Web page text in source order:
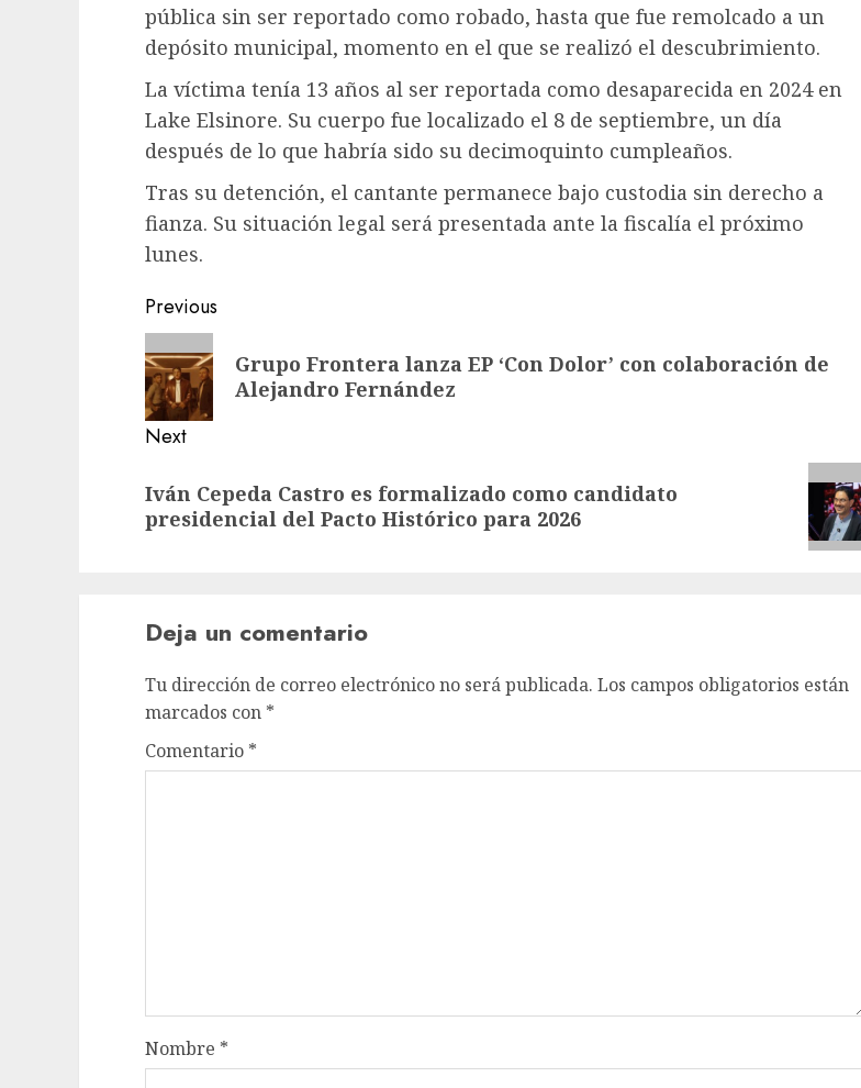
pública sin ser reportado como robado, hasta que fue remolcado a un
depósito municipal, momento en el que se realizó el descubrimiento.
La víctima tenía 13 años al ser reportada como desaparecida en 2024 en
Lake Elsinore. Su cuerpo fue localizado el 8 de septiembre, un día
después de lo que habría sido su decimoquinto cumpleaños.
Tras su detención, el cantante permanece bajo custodia sin derecho a
fianza. Su situación legal será presentada ante la fiscalía el próximo
lunes.
Previous
Grupo Frontera lanza EP ‘Con Dolor’ con colaboración de
Alejandro Fernández
Next
Iván Cepeda Castro es formalizado como candidato
presidencial del Pacto Histórico para 2026
Deja un comentario
Tu dirección de correo electrónico no será publicada. Los campos obligatorios están
marcados con *
Comentario *
Nombre *